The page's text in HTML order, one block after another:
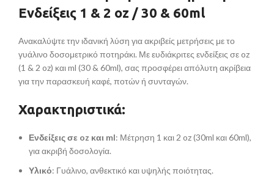
Ενδείξεις 1 & 2 oz / 30 & 60ml
Ανακαλύψτε την ιδανική λύση για ακριβείς μετρήσεις με το
γυάλινο δοσομετρικό ποτηράκι. Με ευδιάκριτες ενδείξεις σε oz
(1 & 2 oz) και ml (30 & 60ml), σας προσφέρει απόλυτη ακρίβεια
για την παρασκευή καφέ, ποτών ή συνταγών.
Χαρακτηριστικά:
Ενδείξεις σε oz και ml: Μέτρηση 1 και 2 oz (30ml και 60ml),
για ακριβή δοσολογία.
Υλικό: Γυάλινο, ανθεκτικό και υψηλής ποιότητας.